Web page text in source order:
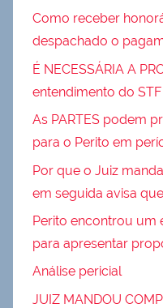
Como receber
despachado o
É NECESSÁRIA A
entendimento do STF
As PARTES podem
para o Perito em
Por que o Juiz
em seguida avisa
Perito encontrou um
para apresentar
Análise pericial
JUIZ MANDOU